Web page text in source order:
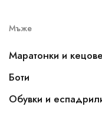
Мъже
Маратонки и кецове
Боти
Обувки и